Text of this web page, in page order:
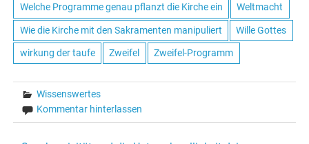
Welche Programme genau pflanzt die Kirche ein Weltmacht
Wie die Kirche mit den Sakramenten manipuliert Wille Gottes
wirkung der taufe Zweifel Zweifel-Programm
Wissenswertes
Kommentar hinterlassen